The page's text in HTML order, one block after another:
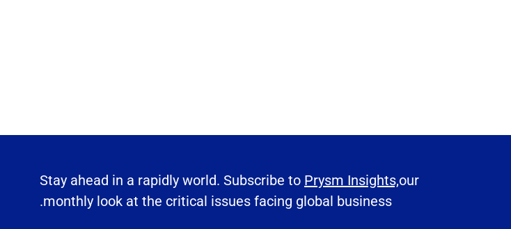
Stay ahead in a rapidly world. Subscribe to Prysm Insights,our
monthly look at the critical issues facing global business.